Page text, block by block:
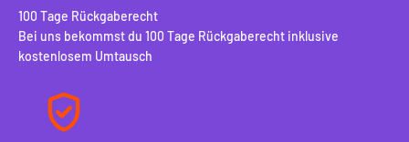
100 Tage Rückgaberecht
Bei uns bekommst du 100 Tage Rückgaberecht inklusive
kostenlosem Umtausch